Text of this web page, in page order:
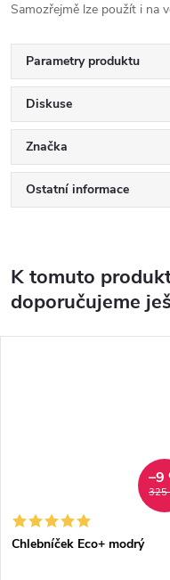
Samozřejmě lze použít i na
Parametry produktu
Diskuse
Značka
Ostatní informace
K tomuto
doporučujeme
325
–9
Chlebníček Eco+ modrý